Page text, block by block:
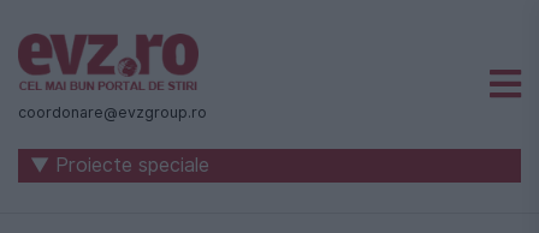
Știri
naționale
internaționale
coordonare@evzgroup.ro
▼ Proiecte speciale